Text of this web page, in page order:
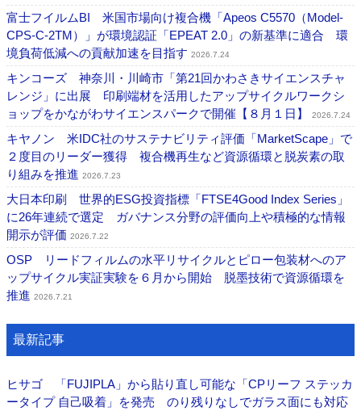
富士フイルムBI 米国市場向け複合機「Apeos C5570（Model-
CPS-C-2TM）」が環境認証「EPEAT 2.0」の新基準に適合 環
境負荷低減への貢献加速を目指す 2026.7.24
キンコーズ 神奈川・川崎市「第21回かわさきサイエンスチャ
レンジ」に出展 印刷端材を活用したアップサイクルワークシ
ョップをかながわサイエンスパークで開催【８月１日】
2026.7.24
キヤノン 米IDC社のサステナビリティ評価「MarketScape」で
２度目のリーダー獲得 複合機再生など資源循環と脱炭素の取
り組みを推進 2026.7.23
大日本印刷 世界的ESG投資指標「FTSE4Good Index Series」
に26年連続で選定 ガバナンス分野の評価向上や積極的な情報
開示が評価 2026.7.22
OSP リードフィルムの水平リサイクルとピロー包装材へのア
ップサイクル実証実験を６月から開始 脱墨技術で資源循環を
推進 2026.7.21
最新記事
ヒサゴ 「FUJIPLA」から貼り直し可能な「CPリーフ ステッカ
ータイプ 自己吸着」を発売 のり残りなしでガラス面にも対応